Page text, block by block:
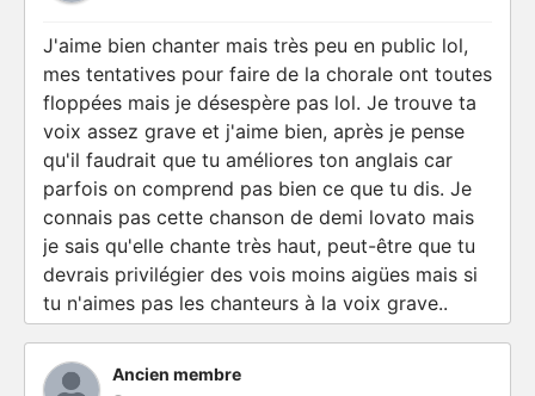
J'aime bien chanter mais très peu en public lol,
mes tentatives pour faire de la chorale ont toutes
floppées mais je désespère pas lol. Je trouve ta
voix assez grave et j'aime bien, après je pense
qu'il faudrait que tu améliores ton anglais car
parfois on comprend pas bien ce que tu dis. Je
connais pas cette chanson de demi lovato mais
je sais qu'elle chante très haut, peut-être que tu
devrais privilégier des vois moins aigües mais si
tu n'aimes pas les chanteurs à la voix grave..
Ancien membre